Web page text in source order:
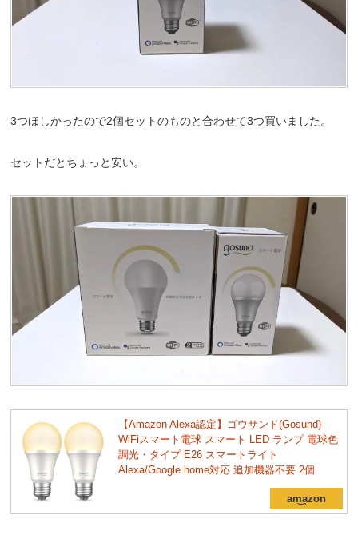
3つほしかったので2個セットのものと合わせて3つ買いました。
セットだとちょっと安い。
【Amazon Alexa認定】ゴウサンド(Gosund)
WiFiスマート電球 スマート LED ランプ 電球色
調光・タイプ E26 スマートライト
Alexa/Google home対応 追加機器不要 2個